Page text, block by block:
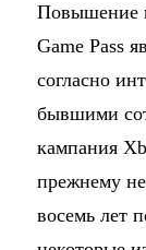
Повышение
Game Pass
согласно
бывшими
кампания
прежнему
восемь лет